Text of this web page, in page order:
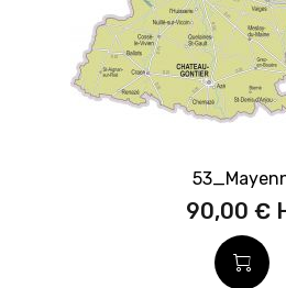
90,00 €